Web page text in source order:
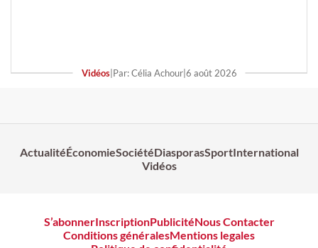
Vidéos| Par: Célia Achour| 6 août 2026
ActualitéÉconomieSociétéDiasporasSportInternational
Vidéos
S’abonnerInscriptionPublicitéNous Contacter
Conditions généralesMentions legales